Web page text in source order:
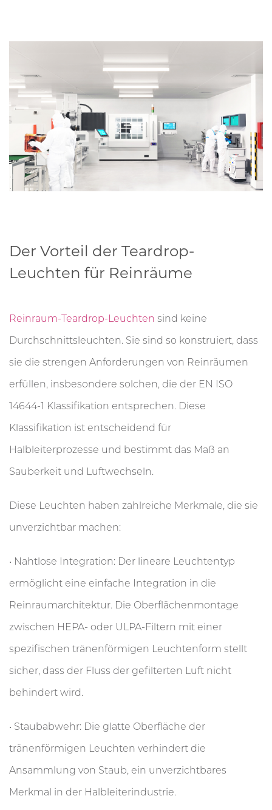
Der Vorteil der Teardrop-
Leuchten für Reinräume
Reinraum-Teardrop-Leuchten sind keine
Durchschnittsleuchten. Sie sind so konstruiert, dass
sie die strengen Anforderungen von Reinräumen
erfüllen, insbesondere solchen, die der EN ISO
14644-1 Klassifikation entsprechen. Diese
Klassifikation ist entscheidend für
Halbleiterprozesse und bestimmt das Maß an
Sauberkeit und Luftwechseln.
Diese Leuchten haben zahlreiche Merkmale, die sie
unverzichtbar machen:
• Nahtlose Integration: Der lineare Leuchtentyp
ermöglicht eine einfache Integration in die
Reinraumarchitektur. Die Oberflächenmontage
zwischen HEPA- oder ULPA-Filtern mit einer
spezifischen tränenförmigen Leuchtenform stellt
sicher, dass der Fluss der gefilterten Luft nicht
behindert wird.
• Staubabwehr: Die glatte Oberfläche der
tränenförmigen Leuchten verhindert die
Ansammlung von Staub, ein unverzichtbares
Merkmal in der Halbleiterindustrie.